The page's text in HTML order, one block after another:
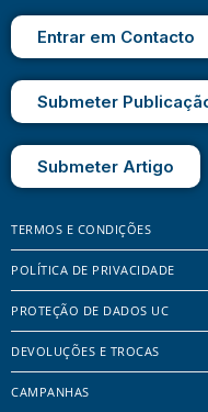
Entrar em Contacto
Submeter
Submeter Artigo
TERMOS E CONDIÇÕES
POLÍTICA DE PRIVACIDADE
PROTEÇÃO DE DADOS UC
DEVOLUÇÕES E TROCAS
CAMPANHAS